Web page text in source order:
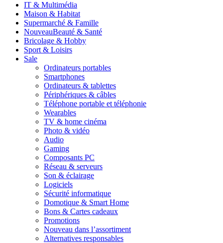
IT & Multimédia
Maison & Habitat
Supermarché & Famille
NouveauBeauté & Santé
Bricolage & Hobby
Sport & Loisirs
Sale
Ordinateurs portables
Smartphones
Ordinateurs & tablettes
Périphériques & câbles
Téléphone portable et téléphonie
Wearables
TV & home cinéma
Photo & vidéo
Audio
Gaming
Composants PC
Réseau & serveurs
Son & éclairage
Logiciels
Sécurité informatique
Domotique & Smart Home
Bons & Cartes cadeaux
Promotions
Nouveau dans l’assortiment
Alternatives responsables